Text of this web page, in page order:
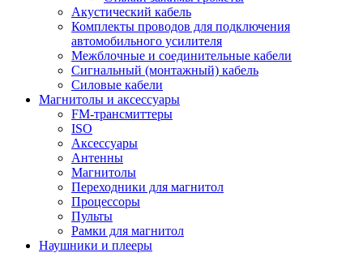
Акустический кабель
Комплекты проводов для подключения
автомобильного усилителя
Межблочные и соединительные кабели
Сигнальный (монтажный) кабель
Силовые кабели
Магнитолы и аксессуары
FM-трансмиттеры
ISO
Аксессуары
Антенны
Магнитолы
Переходники для магнитол
Процессоры
Пульты
Рамки для магнитол
Наушники и плееры